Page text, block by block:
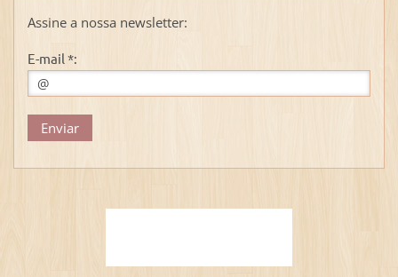
Assine a nossa newsletter:
E-mail *: